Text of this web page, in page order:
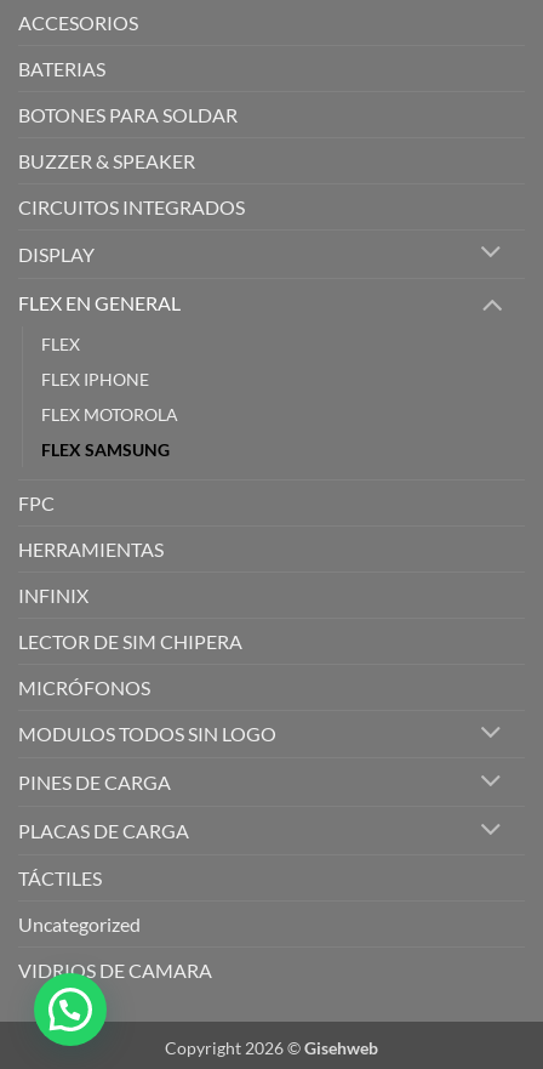
ACCESORIOS
BATERIAS
BOTONES PARA SOLDAR
BUZZER & SPEAKER
CIRCUITOS INTEGRADOS
DISPLAY
FLEX EN GENERAL
FLEX
FLEX IPHONE
FLEX MOTOROLA
FLEX SAMSUNG
FPC
HERRAMIENTAS
INFINIX
LECTOR DE SIM CHIPERA
MICRÓFONOS
MODULOS TODOS SIN LOGO
PINES DE CARGA
PLACAS DE CARGA
TÁCTILES
Uncategorized
VIDRIOS DE CAMARA
Copyright 2026 ©Gisehweb